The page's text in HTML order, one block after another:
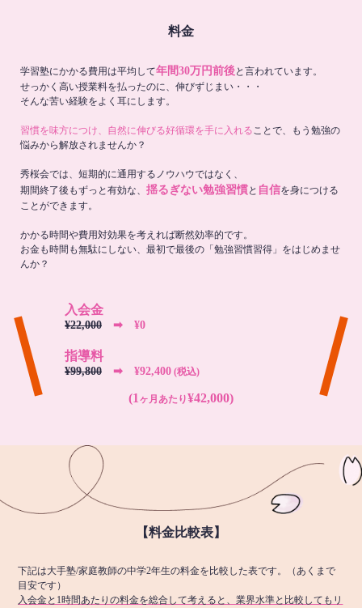
料金
学習塾にかかる費用は平均して年間30万円前後と言われています。
せっかく高い授業料を払ったのに、伸びずじまい・・・
そんな苦い経験をよく耳にします。
習慣を味方につけ、自然に伸びる好循環を手に入れる ことで、もう勉強の
悩みから解放されませんか？
秀桜会では、短期的に通用するノウハウではなく、
期間終了後もずっと有効な、 揺るぎない勉強習慣と 自信を身につける
ことができます。
かかる時間や費用対効果を考えれば断然効率的です。
お金も時間も無駄にしない、最初で最後の「勉強習慣習得」をはじめませ
んか？
入会金
¥22,000 ➡︎ ¥0
指導料
¥99,800 ➡︎ ¥92,400 (税込)
(1 ヶ月あたり¥42,000)
【料金比較表】
下記は大手塾/家庭教師の中学2年生の料金を比較した表です。（あくまで
目安です）
入会金と1時間あたりの料金を総合して考えると、業界水準と比較してもリ